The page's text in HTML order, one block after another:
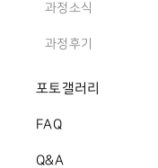
과정소식
과정후기
포토갤러리
FAQ
Q&A